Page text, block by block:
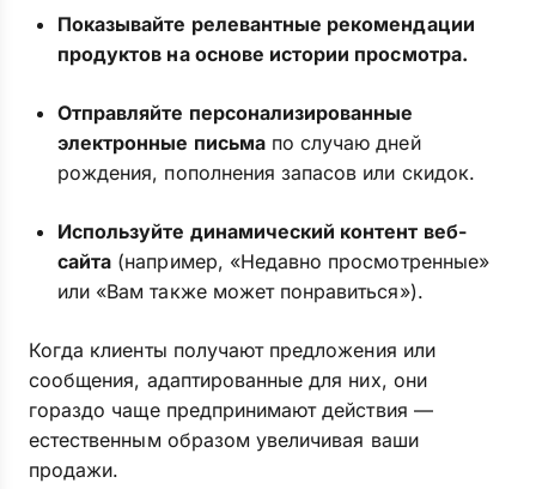
Показывайте релевантные рекомендации
продуктов на основе истории просмотра.
Отправляйте персонализированные
электронные письмапо случаю дней
рождения, пополнения запасов или скидок.
Используйте динамический контент веб-
сайта (например, «Недавно просмотренные»
или «Вам также может понравиться»).
Когда клиенты получают предложения или
сообщения, адаптированные для них, они
гораздо чаще предпринимают действия —
естественным образом увеличивая ваши
продажи.